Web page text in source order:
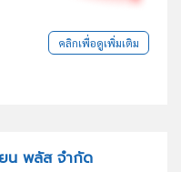
คลิกเพื่อดูเพิ่มเติม
น พลัส จำกัด